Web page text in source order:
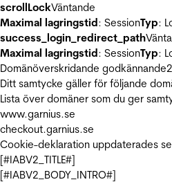
scrollLockVäntande
Maximal lagringstid: SessionTyp:
success_login_redirect_path
Maximal lagringstid: SessionTyp:
Domänöverskridande godkännande2
Ditt samtycke gäller för följande
Lista över domäner som du ger
www.garnius.se
checkout.garnius.se
Cookie-deklaration uppdaterades
[#IABV2_TITLE#]
[#IABV2_BODY_INTRO#]